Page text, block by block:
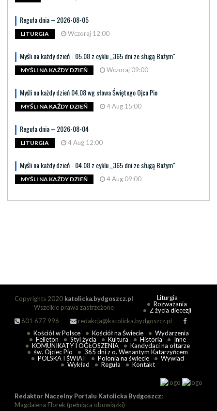
Reguła dnia – 2026-08-05
LITURGIA Wczoraj 12:00
Myśli na każdy dzień - 05.08 z cyklu „365 dni ze sługą Bożym"
MYŚLI NA KAŻDY DZIEŃ Wczoraj 09:00
Myśli na każdy dzień 04.08 wg słowa Świętego Ojca Pio
MYŚLI NA KAŻDY DZIEŃ 4 Aug 15:00
Reguła dnia – 2026-08-04
LITURGIA 4 Aug 12:00
Myśli na każdy dzień - 04.08 z cyklu „365 dni ze sługą Bożym"
MYŚLI NA KAŻDY DZIEŃ 4 Aug 09:00
Copyrights 2020 katolicka.bydgoszcz.pl
Wszelkie prawa zastrzeżone
601 677 996
redakcja@katolicka.bydgoszcz.pl
Liturgia
Rozważania
Z życia diecezji
Kościół w Polsce Kościół na Świecie
Wydarzenia
Felieton
Styl życia Kultura Historia
Inne
KOMUNIKATY I OGŁOSZENIA
Kandydaci na ołtarze
św. Ojciec Pio
365 dni z o. Wenantym Katarzyńcem
POLSKA I ŚWIAT
Polonia na świecie
Wywiad
Wykład
Reguła Kontakt
Redaktor Naczelny Portalu Katolicka Bydgoszcz:
Magdalena Florek (pełniąca obowiązki)